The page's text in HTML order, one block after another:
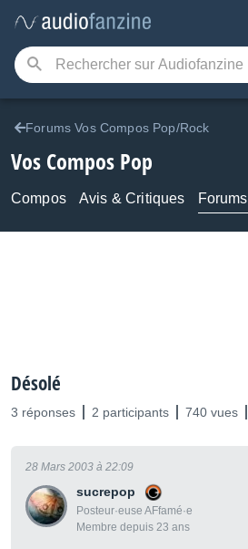
Forums Vos Compos Pop/Rock
Vos Compos Pop
Compos Avis & Critiques Forums
Désolé
3 réponses 2 participants 740 vues
sucrepop
Posteur·euse AFfamé·e
Membre depuis 23 ans
28 Mars 2003 à 22:09